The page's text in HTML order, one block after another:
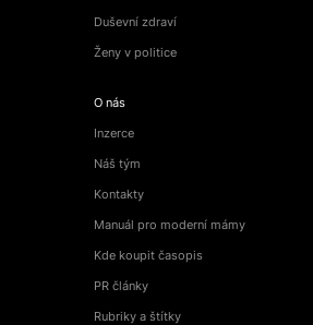
Duševní zdraví
Ženy v politice
O nás
Inzerce
Náš tým
Kontakty
Manuál pro moderní mámy
Kde koupit časopis
PR články
Rubriky a štítky